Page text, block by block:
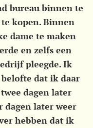
bureau binnen te
kopen. Binnen
dame te maken
en zelfs een
pleegde. Ik
dat ik daar
dagen later
dagen later weer
hebben dat ik